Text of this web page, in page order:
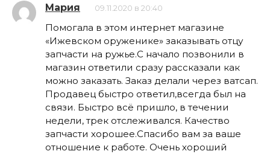
Мария 09.11.2020 в 20:40
Помогала в этом интернет магазине
«Ижевском оруженике» заказывать отцу
запчасти на ружье.С начало позвонили в
магазин ответили сразу рассказали как
можно заказать. Заказ делали через ватсап.
Продавец быстро ответил,всегда был на
связи. Быстро всё пришло, в течении
недели, трек отслеживался. Качество
запчасти хорошее.Спасибо вам за ваше
отношение к работе. Очень хороший